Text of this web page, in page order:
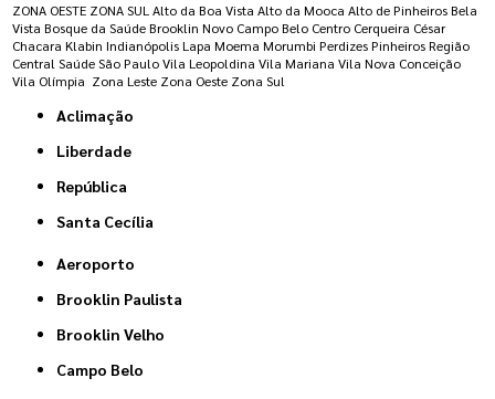
ZONA OESTE ZONA SUL Alto da Boa Vista Alto da Mooca Alto de Pinheiros Bela
Vista Bosque da Saúde Brooklin Novo Campo Belo Centro Cerqueira César
Chacara Klabin Indianópolis Lapa Moema Morumbi Perdizes Pinheiros Região
Central Saúde São Paulo Vila Leopoldina Vila Mariana Vila Nova Conceição
Vila Olímpia Zona Leste Zona Oeste Zona Sul
Aclimação
Liberdade
República
Santa Cecília
Aeroporto
Brooklin Paulista
Brooklin Velho
Campo Belo